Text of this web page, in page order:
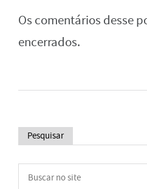
Os comentários desse
encerrados.
Pesquisar